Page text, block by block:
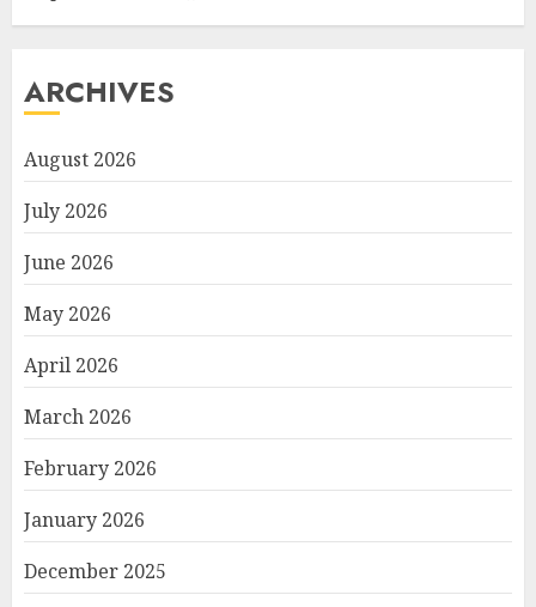
ARCHIVES
August 2026
July 2026
June 2026
May 2026
April 2026
March 2026
February 2026
January 2026
December 2025